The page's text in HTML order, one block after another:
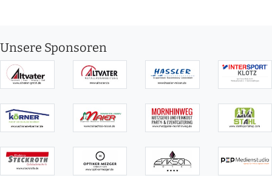
Unsere Sponsoren